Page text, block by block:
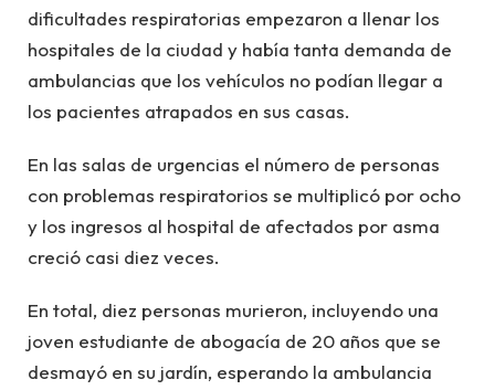
dificultades respiratorias empezaron a llenar los
hospitales de la ciudad y había tanta demanda de
ambulancias que los vehículos no podían llegar a
los pacientes atrapados en sus casas.
En las salas de urgencias el número de personas
con problemas respiratorios se multiplicó por ocho
y los ingresos al hospital de afectados por asma
creció casi diez veces.
En total, diez personas murieron, incluyendo una
joven estudiante de abogacía de 20 años que se
desmayó en su jardín, esperando la ambulancia